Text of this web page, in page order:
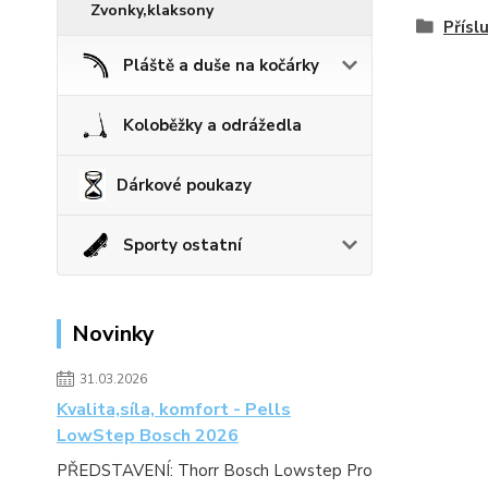
Zvonky,klaksony
Pláště a duše na kočárky
Koloběžky a odrážedla
Dárkové poukazy
Sporty ostatní
Novinky
31.03.2026
Kvalita,síla, komfort - Pells
LowStep Bosch 2026
PŘEDSTAVENÍ: Thorr Bosch Lowstep Pro